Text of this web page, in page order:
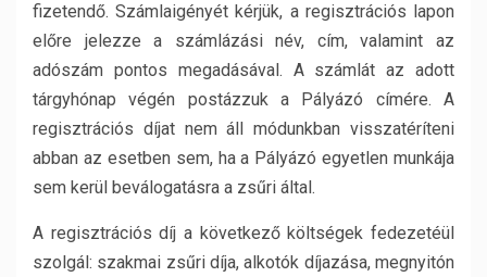
fizetendő. Számlaigényét kérjük, a regisztrációs lapon
előre jelezze a számlázási név, cím, valamint az
adószám pontos megadásával. A számlát az adott
tárgyhónap végén postázzuk a Pályázó címére. A
regisztrációs díjat nem áll módunkban visszatéríteni
abban az esetben sem, ha a Pályázó egyetlen munkája
sem kerül beválogatásra a zsűri által.
A regisztrációs díj a következő költségek fedezetéül
szolgál: szakmai zsűri díja, alkotók díjazása, megnyitón